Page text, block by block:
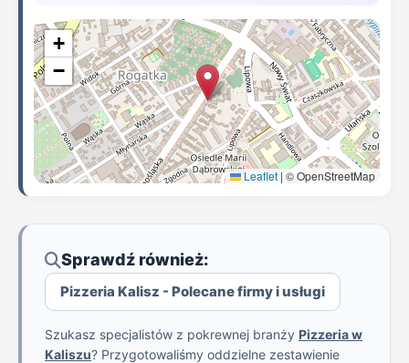
+
−
Leaflet | © OpenStreetMap
Sprawdź również:
Pizzeria Kalisz - Polecane firmy i usługi
Szukasz specjalistów z pokrewnej branży Pizzeria w
Kaliszu? Przygotowaliśmy oddzielne zestawienie